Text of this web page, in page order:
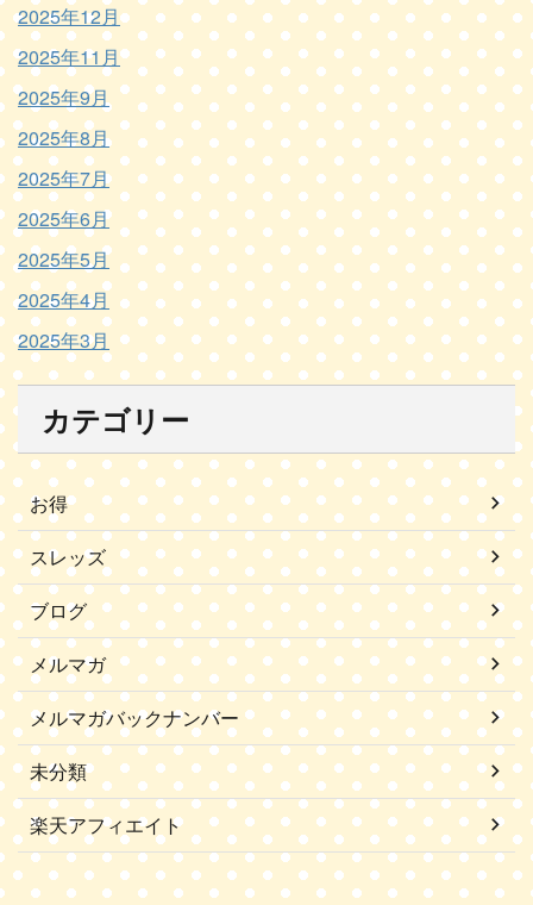
2025年12月
2025年11月
2025年9月
2025年8月
2025年7月
2025年6月
2025年5月
2025年4月
2025年3月
カテゴリー
お得
スレッズ
ブログ
メルマガ
メルマガバックナンバー
未分類
楽天アフィエイト